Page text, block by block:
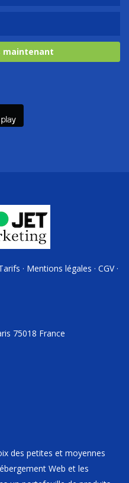
maintenant
· Mentions légales · CGV·
75018 France
des petites et moyennes
Web et les